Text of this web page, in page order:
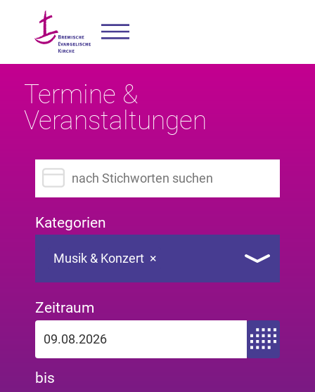
Termine &
Veranstaltungen
Suchbegriff eingeben
Kategorien
×
Musik & Konzert
Zeitraum
Zeitraum von
bis